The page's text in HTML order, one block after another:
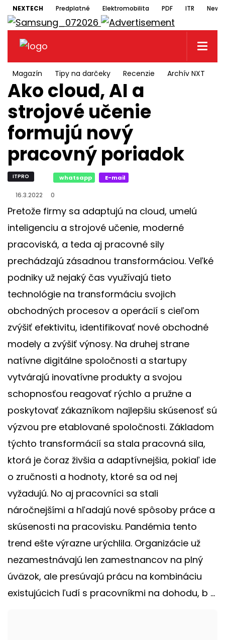
NEXTECH Predplatné Elektromobilita PDF ITR
Magazín Tipy na darčeky Recenzie Archív NXT
Ako cloud, AI a
strojové učenie
formujú nový
pracovný poriadok
ITPRO whatsapp E-mail
16.3.2022 0
Pretože firmy sa adaptujú na cloud, umelú
inteligenciu a strojové učenie, moderné
pracoviská, a teda aj pracovné sily
prechádzajú zásadnou transformáciou. Veľké
podniky už nejaký čas využívajú tieto
technológie na transformáciu svojich
obchodných procesov a operácií s cieľom
zvýšiť efektivitu, identifikovať nové obchodné
modely a zvýšiť výnosy. Na druhej strane
natívne digitálne spoločnosti a startupy
vytvárajú inovatívne produkty a svojou
schopnosťou reagovať rýchlo a pružne a
poskytovať zákazníkom najlepšiu skúsenosť sú
výzvou pre etablované spoločnosti. Základom
týchto transformácií sa stala pracovná sila,
ktorá je čoraz živšia a adaptívnejšia, pokiaľ ide
o zručnosti a hodnoty, ktoré sa od nej
vyžadujú. No aj pracovníci sa stali
náročnejšími a hľadajú nové spôsoby práce a
skúsenosti na pracovisku. Pandémia tento
trend ešte výrazne urýchlila. Organizácie už
nezamestnávajú len zamestnancov na plný
úväzok, ale presúvajú prácu na kombináciu
existujúcich ľudí s pracovníkmi na dohodu, b ...